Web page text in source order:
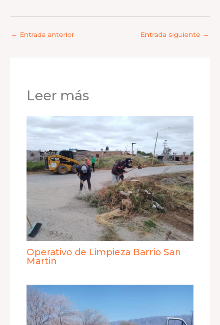
← Entrada anterior Entrada siguiente →
Leer más
Operativo de Limpieza Barrio San
Martin